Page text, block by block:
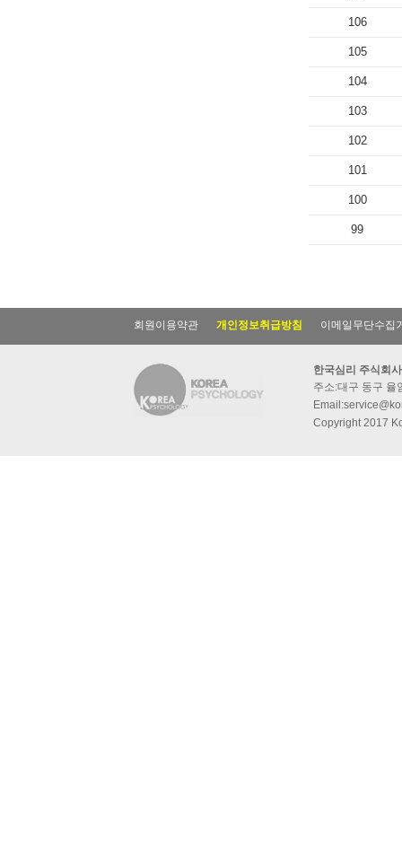
106
105
104
103
102
101
100
99
회원이용약관 개인정보취급방침 이메일무단수집
한국심리 주식회사
주소:대구 동구 율
Copyright 2017